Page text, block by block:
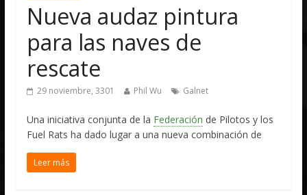
Nueva audaz pintura
para las naves de
rescate
29 noviembre, 3301 Phil Wu Galnet
Una iniciativa conjunta de la Federación de Pilotos y los
Fuel Rats ha dado lugar a una nueva combinación de
Leer más